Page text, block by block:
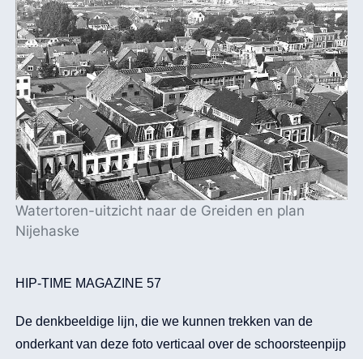
Watertoren-uitzicht naar de Greiden en plan
Nijehaske
HIP-TIME MAGAZINE 57
De denkbeeldige lijn, die we kunnen trekken van de
onderkant van deze foto verticaal over de schoorsteenpijp